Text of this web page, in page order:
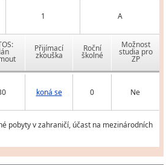
1 A
Přijímací
zkouška
Roční
školné
Možnost
studia pro
ZP
koná se 0 Ne
pobyty v zahraničí, účast na mezinárodních